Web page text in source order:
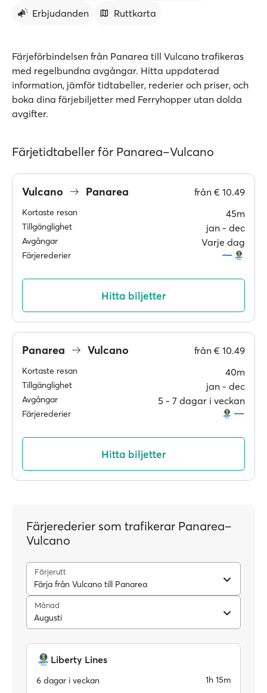
Erbjudanden
Ruttkarta
Färjeförbindelsen från Panarea till Vulcano trafikeras
med regelbundna avgångar. Hitta uppdaterad
information, jämför tidtabeller, rederier och priser, och
boka dina färjebiljetter med Ferryhopper utan dolda
avgifter.
Färjetidtabeller för Panarea–Vulcano
Vulcano Panarea från € 10.49
Kortaste resan 45m
Tillgänglighet jan ‐ dec
Avgångar Varje dag
Färjerederier
Hitta biljetter
Panarea Vulcano från € 10.49
Kortaste resan 40m
Tillgänglighet jan ‐ dec
Avgångar 5 ‐ 7 dagar i veckan
Färjerederier
Hitta biljetter
Färjerederier som trafikerar Panarea–
Vulcano
Färjerutt
Färja från Vulcano till Panarea
Månad
Augusti
Liberty Lines
6 dagar i veckan
1h 15m